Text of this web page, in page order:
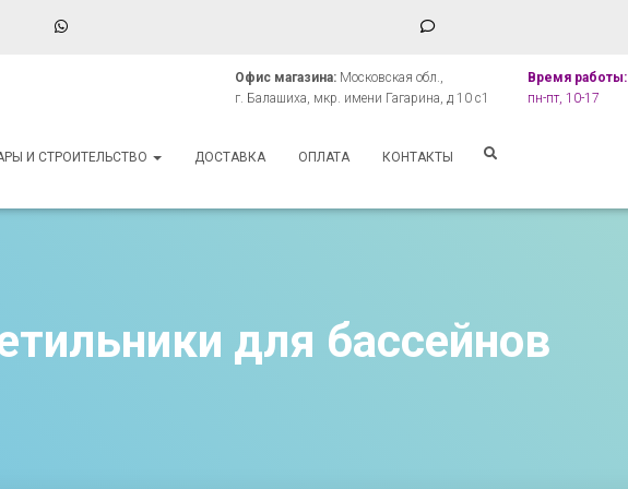
Офис магазина: Московская обл.,
г. Балашиха, мкр. имени Гагарина, д 10 с1
Время работы:
пн-пт, 10-17
И СТРОИТЕЛЬСТВО ДОСТАВКА ОПЛАТА КОНТАКТЫ
для бассейнов
for